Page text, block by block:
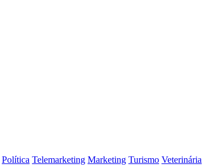
Política Telemarketing Marketing Turismo Veterinária